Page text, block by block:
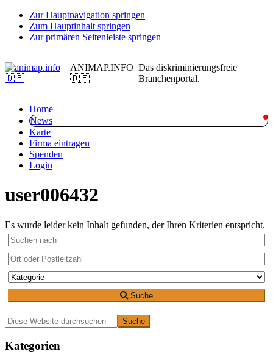
Zur Hauptnavigation springen
Zum Hauptinhalt springen
Zur primären Seitenleiste springen
ANIMAP.INFO
🇩🇪
Das diskriminierungsfreie
Branchenportal.
Home
News
Karte
Firma eintragen
Spenden
Login
user006432
Es wurde leider kein Inhalt gefunden, der Ihren Kriterien entspricht.
Suche
Primäre
Seitenleiste
Diese
Website
durchsuchen
Kategorien